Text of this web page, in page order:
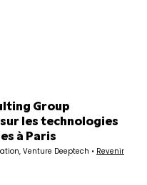
Group
les technologies
à Paris
Venture Deeptech • Revenir